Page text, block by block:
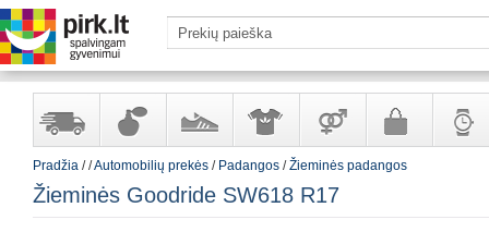
Yra
sandėlyje
ir
kosmetika
ir
aksesuarai
suaugusiems
Pradžia //Automobilių prekės / Padangos /Žieminės padangos
Žieminės Goodride SW618 R17